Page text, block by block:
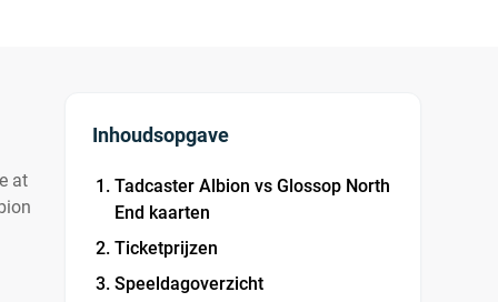
at
Inhoudsopgave
Tadcaster Albion vs Glossop North
End kaarten
Ticketprijzen
Speeldagoverzicht